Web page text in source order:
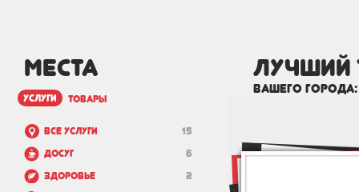
МЕСТА
услуги товары
15
Все услуги
6
Досуг
2
Здоровье
лучший
вашего